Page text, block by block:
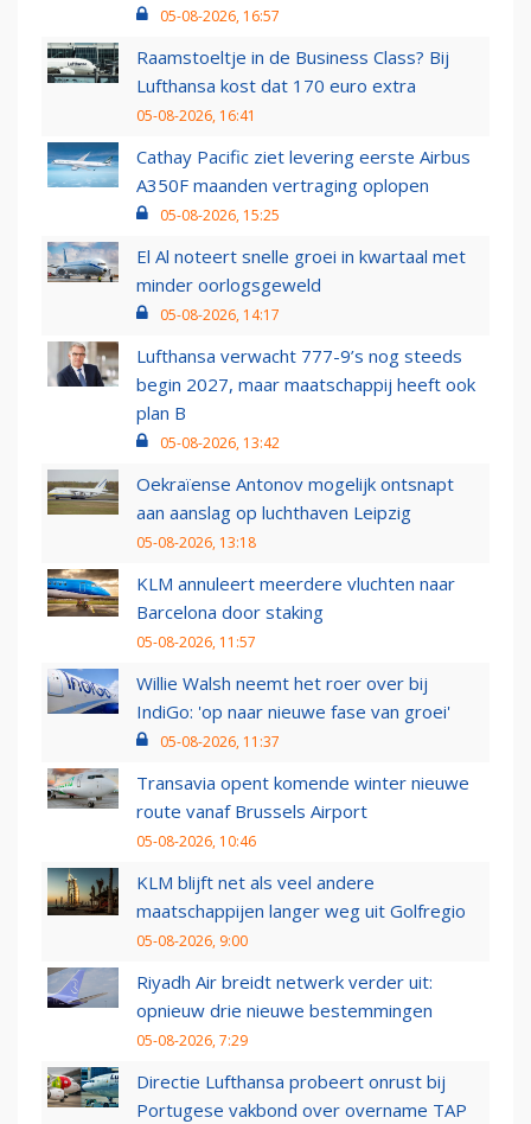
05-08-2026, 16:57
Raamstoeltje in de Business Class? Bij
Lufthansa kost dat 170 euro extra
05-08-2026, 16:41
Cathay Pacific ziet levering eerste Airbus
A350F maanden vertraging oplopen
05-08-2026, 15:25
El Al noteert snelle groei in kwartaal met
minder oorlogsgeweld
05-08-2026, 14:17
Lufthansa verwacht 777-9’s nog steeds
begin 2027, maar maatschappij heeft ook
plan B
05-08-2026, 13:42
Oekraïense Antonov mogelijk ontsnapt
aan aanslag op luchthaven Leipzig
05-08-2026, 13:18
KLM annuleert meerdere vluchten naar
Barcelona door staking
05-08-2026, 11:57
Willie Walsh neemt het roer over bij
IndiGo: 'op naar nieuwe fase van groei'
05-08-2026, 11:37
Transavia opent komende winter nieuwe
route vanaf Brussels Airport
05-08-2026, 10:46
KLM blijft net als veel andere
maatschappijen langer weg uit Golfregio
05-08-2026, 9:00
Riyadh Air breidt netwerk verder uit:
opnieuw drie nieuwe bestemmingen
05-08-2026, 7:29
Directie Lufthansa probeert onrust bij
Portugese vakbond over overname TAP